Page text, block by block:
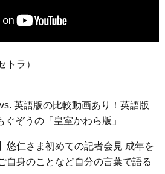
トラ）
英語版の比較動画あり！英語版
ぐぞうの「皇室かわら版」
悠仁さま初めての記者会見 成年を
自身のことなど自分の言葉で語る